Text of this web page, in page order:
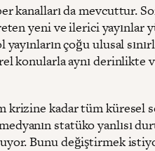
kanalları da mevcuttur.
yeni ve ilerici yayınlar
yayınların çoğu ulusal
konularla aynı derinlikte
krizine kadar tüm küresel
statüko yanlısı
Bunu değiştirmek